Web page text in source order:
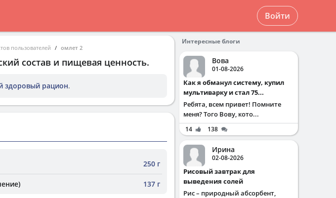
Войти
пользователей омлет 2
состав и пищевая ценность.
здоровый рацион.
250 г
137 г
Интересные блоги
Вова
01-08-2026
Как я обманул систему, купил
мультиварку и стал 75...
Ребята, всем привет! Помните
меня? Того Вову, кото...
14 138
Ирина
02-08-2026
Рисовый завтрак для
выведения солей
Рис – природный абсорбент,